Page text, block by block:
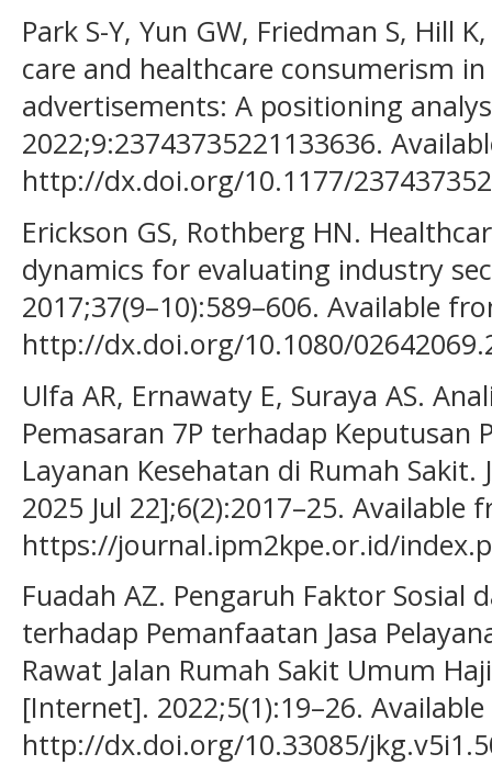
Park S-Y, Yun GW, Friedman S, Hill
care and healthcare consumerism
advertisements: A positioning
2022;9:23743735221133636.
http://dx.doi.org/10.1177/
Erickson GS, Rothberg HN.
dynamics for evaluating industry
2017;37(9–10):589–606. Available
http://dx.doi.org/10.1080/
Ulfa AR, Ernawaty E, Suraya AS.
Pemasaran 7P terhadap Keputusan
Layanan Kesehatan di Rumah
2025 Jul 22];6(2):2017–25. Available
https://journal.ipm2kpe.or.id/
Fuadah AZ. Pengaruh Faktor Sosial
terhadap Pemanfaatan Jasa
Rawat Jalan Rumah Sakit Umum
[Internet]. 2022;5(1):19–26.
http://dx.doi.org/10.33085/